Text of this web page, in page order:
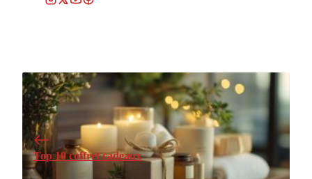
Top 10 coffret cadeaux